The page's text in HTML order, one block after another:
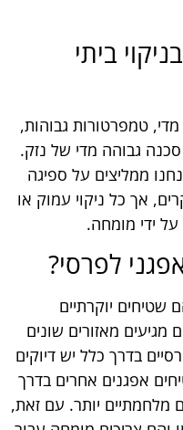
ביתי
טמפרטורות גבוהות,
גבוהה מדי של נזק.
ממליצים על ספיגה
אך כל ניקוי עמוק או
ידי מומחה.
לפרסי?
שטיחים יוקרתיים
מאזורים שונים
בדרך כלל יש דיוקים
אפגנים אחרים בדרך
מלחמתיים יותר. עם זאת,